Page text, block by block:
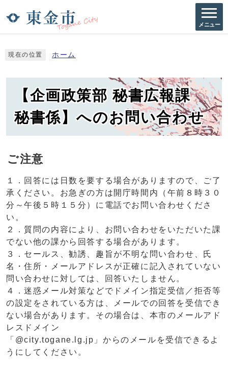
メニュー
現在の位置 ホーム
【企画政策部 秘書広報課
秘書係】へのお問い合わせ
ご注意
１．回答には日数を要する場合がありますので、ご了
承ください。お急ぎの方は開庁時間内（午前８時３０
分～午後５時１５分）に電話でお問い合わせくださ
い。
２．質問の内容により、お問い合わせをいただいた課
でない他の課から回答する場合があります。
３．セールス、勧誘、趣旨が不明な問い合わせ、氏
名・住所・メールアドレスが正確に記入されていない
問い合わせに対しては、回答いたしません。
４．迷惑メール対策などでドメイン指定受信／拒否等
の設定をされている方は、メールでの回答を受信でき
ない場合があります。その場合は、本市のメールアド
レスドメイン
「@city.togane.lg.jp」からのメールを受信できるよ
うにしてください。